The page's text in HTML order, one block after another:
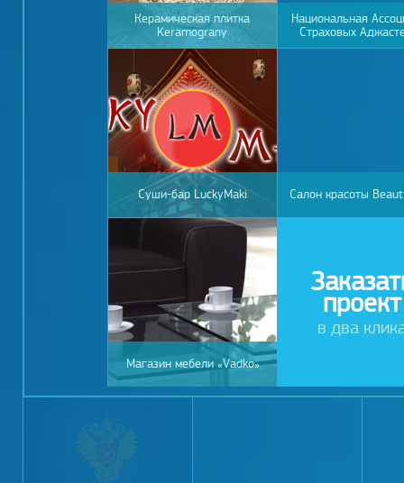
Керамическая плитка
Keramograny
Национальная
Страховых
Суши-бар LuckyMaki Салон красоты
Магазин мебели «Vadko»
проект
в два